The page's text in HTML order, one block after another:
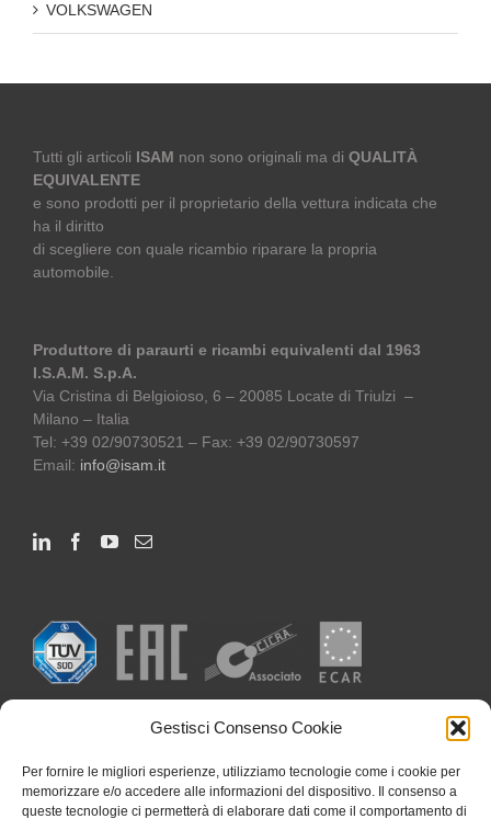
Gestisci Consenso Cookie
Per fornire le migliori esperienze, utilizziamo tecnologie come i cookie per
memorizzare e/o accedere alle informazioni del dispositivo. Il consenso a
queste tecnologie ci permetterà di elaborare dati come il comportamento di
VOLKSWAGEN
Tutti gli articoli ISAM non sono originali ma di QUALITÀ
EQUIVALENTE
e sono prodotti per il proprietario della vettura indicata che
ha il diritto
di scegliere con quale ricambio riparare la propria
automobile.
Produttore di paraurti e ricambi equivalenti dal 1963
I.S.A.M. S.p.A.
Via Cristina di Belgioioso, 6 – 20085 Locate di Triulzi –
Milano – Italia
Tel: +39 02/90730521 – Fax: +39 02/90730597
Email: info@isam.it